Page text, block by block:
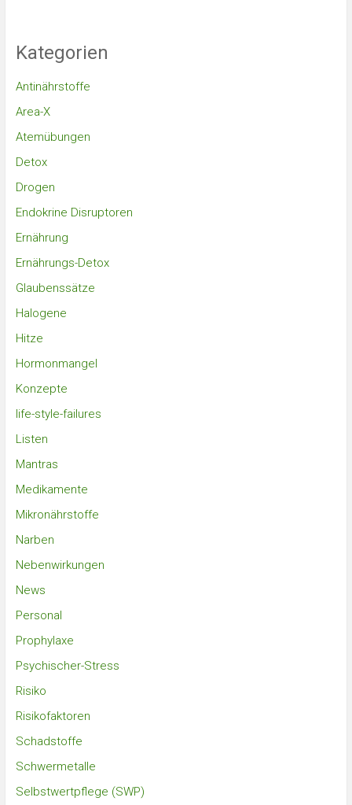
Kategorien
Antinährstoffe
Area-X
Atemübungen
Detox
Drogen
Endokrine Disruptoren
Ernährung
Ernährungs-Detox
Glaubenssätze
Halogene
Hitze
Hormonmangel
Konzepte
life-style-failures
Listen
Mantras
Medikamente
Mikronährstoffe
Narben
Nebenwirkungen
News
Personal
Prophylaxe
Psychischer-Stress
Risiko
Risikofaktoren
Schadstoffe
Schwermetalle
Selbstwertpflege (SWP)